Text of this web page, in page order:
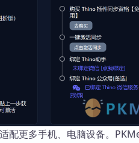
配更多手机、电脑设备。